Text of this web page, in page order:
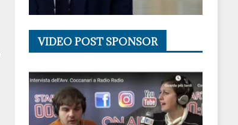
VIDEO POST SPONSOR